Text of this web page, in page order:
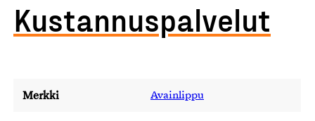
Kustannuspalvelut
Merkki Avainlippu